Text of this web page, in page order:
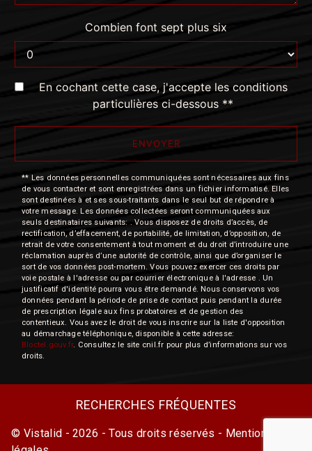
Combien font sept plus six
En cochant cette case, j'accepte les conditions
particulières ci-dessous **
ENVOYER
** Les données personnelles communiquées sont nécessaires aux fins
de vous contacter et sont enregistrées dans un fichier informatisé. Elles
sont destinées à et ses sous-traitants dans le seul but de répondre à
votre message. Les données collectées seront communiquées aux
seuls destinataires suivants: . Vous disposez de droits d’accès, de
rectification, d’effacement, de portabilité, de limitation, d’opposition, de
retrait de votre consentement à tout moment et du droit d’introduire une
réclamation auprès d’une autorité de contrôle, ainsi que d’organiser le
sort de vos données post-mortem. Vous pouvez exercer ces droits par
voie postale à l'adresse ou par courrier électronique à l'adresse . Un
justificatif d'identité pourra vous être demandé. Nous conservons vos
données pendant la période de prise de contact puis pendant la durée
de prescription légale aux fins probatoires et de gestion des
contentieux. Vous avez le droit de vous inscrire sur la liste d'opposition
au démarchage téléphonique, disponible à cette adresse:
Bloctel.gouv.fr. Consultez le site cnil.fr pour plus d’informations sur vos
droits.
RECHERCHES FRÉQUENTES
© Vistalid - 2026 - Tous droits réservés - Mentions